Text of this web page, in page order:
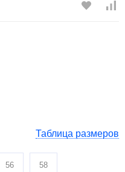
Таблица размеров
56 58